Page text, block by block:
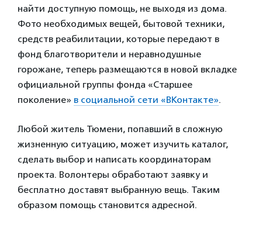
найти доступную помощь, не выходя из дома.
Фото необходимых вещей, бытовой техники,
средств реабилитации, которые передают в
фонд благотворители и неравнодушные
горожане, теперь размещаются в новой вкладке
официальной группы фонда «Старшее
поколение» в социальной сети «ВКонтакте».
Любой житель Тюмени, попавший в сложную
жизненную ситуацию, может изучить каталог,
сделать выбор и написать координаторам
проекта. Волонтеры обработают заявку и
бесплатно доставят выбранную вещь. Таким
образом помощь становится адресной.